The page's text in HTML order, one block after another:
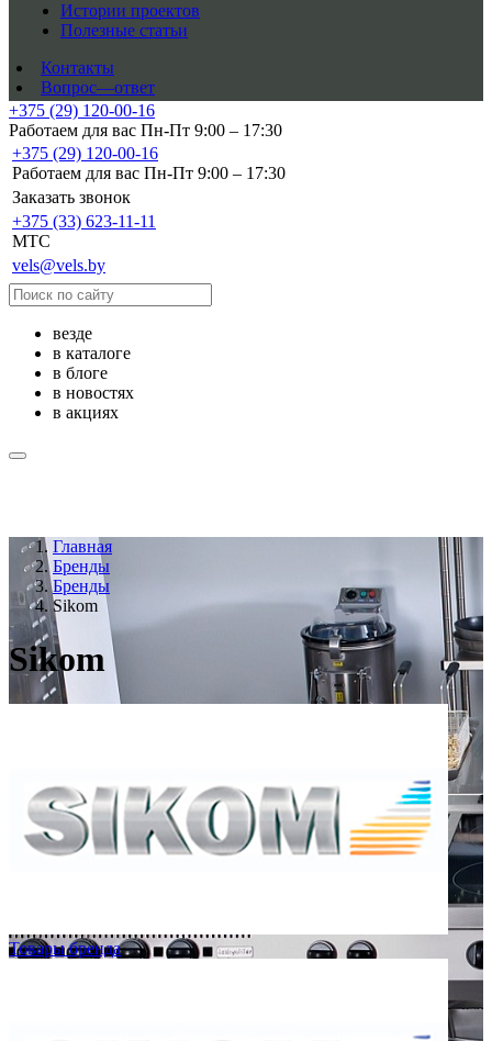
Истории проектов
Полезные статьи
Контакты
Вопрос—ответ
+375 (29) 120-00-16
Работаем для вас Пн-Пт 9:00 – 17:30
+375 (29) 120-00-16
Работаем для вас Пн-Пт 9:00 – 17:30
Заказать звонок
+375 (33) 623-11-11
MTC
vels@vels.by
везде
в каталоге
в блоге
в новостях
в акциях
Главная
Бренды
Бренды
Sikom
Sikom
Товары бренда